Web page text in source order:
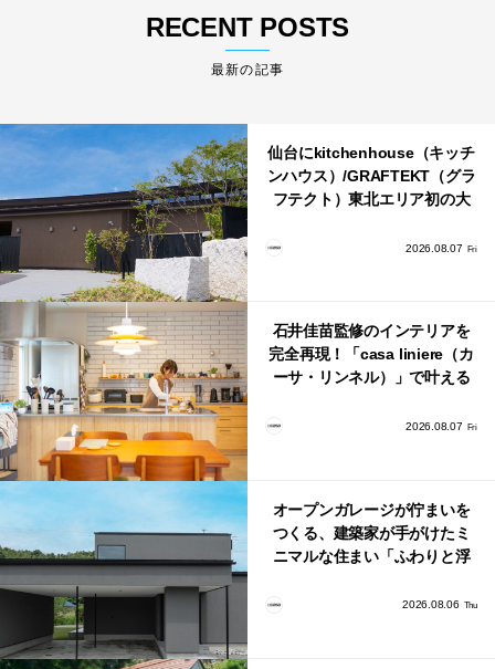
RECENT POSTS
最新の記事
仙台にkitchenhouse（キッチ
ンハウス）/GRAFTEKT（グラ
フテクト）東北エリア初の大
2026.08.07 Fri
石井佳苗監修のインテリアを
完全再現！「casa liniere（カ
ーサ・リンネル）」で叶える
2026.08.07 Fri
オープンガレージが佇まいを
つくる、建築家が手がけたミ
ニマルな住まい「ふわりと浮
2026.08.06 Thu